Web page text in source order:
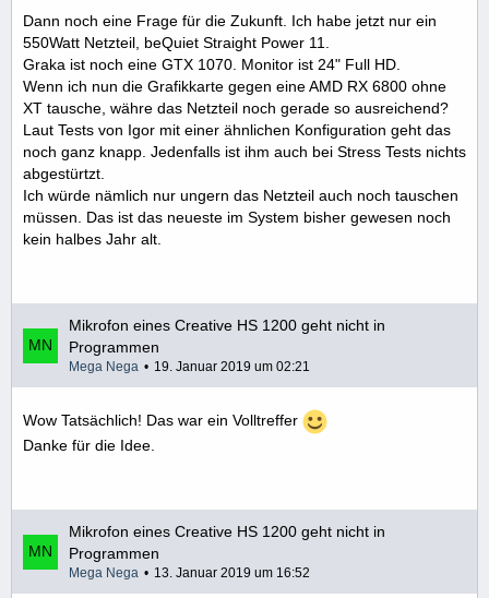
Dann noch eine Frage für die Zukunft. Ich habe jetzt nur ein
550Watt Netzteil, beQuiet Straight Power 11.
Graka ist noch eine GTX 1070. Monitor ist 24" Full HD.
Wenn ich nun die Grafikkarte gegen eine AMD RX 6800 ohne
XT tausche, währe das Netzteil noch gerade so ausreichend?
Laut Tests von Igor mit einer ähnlichen Konfiguration geht das
noch ganz knapp. Jedenfalls ist ihm auch bei Stress Tests nichts
abgestürtzt.
Ich würde nämlich nur ungern das Netzteil auch noch tauschen
müssen. Das ist das neueste im System bisher gewesen noch
kein halbes Jahr alt.
Mikrofon eines Creative HS 1200 geht nicht in
Programmen
Mega Nega 19. Januar 2019 um 02:21
Wow Tatsächlich! Das war ein Volltreffer
Danke für die Idee.
Mikrofon eines Creative HS 1200 geht nicht in
Programmen
Mega Nega 13. Januar 2019 um 16:52